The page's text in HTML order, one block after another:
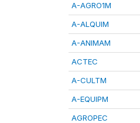
A-AGRO1M
A-ALQUIM
A-ANIMAM
ACTEC
A-CULTM
A-EQUIPM
AGROPEC